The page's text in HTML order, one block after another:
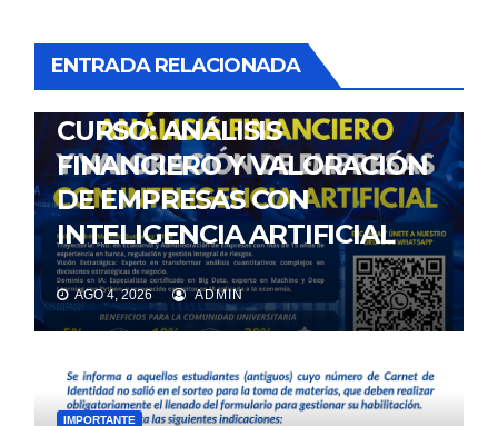
ENTRADA RELACIONADA
CURSO: ANÁLISIS
FINANCIERO Y VALORACIÓN
DE EMPRESAS CON
INTELIGENCIA ARTIFICIAL
AGO 4, 2026 ADMIN
IMPORTANTE